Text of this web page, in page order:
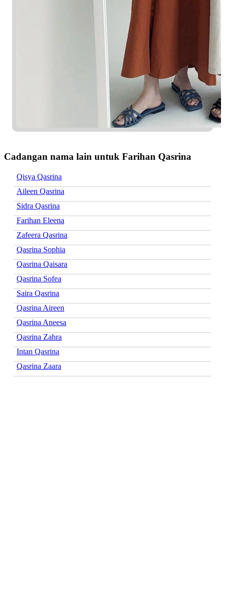
Cadangan nama lain untuk Farihan Qasrina
Qisya Qasrina
Aileen Qasrina
Sidra Qasrina
Farihan Eleena
Zafeera Qasrina
Qasrina Sophia
Qasrina Qaisara
Qasrina Sofea
Saira Qasrina
Qasrina Aireen
Qasrina Aneesa
Qasrina Zahra
Intan Qasrina
Qasrina Zaara